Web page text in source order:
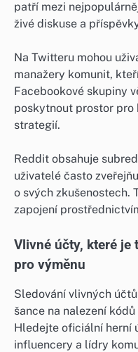
patří mezi
živé diskuse a
Na Twitteru mohou
manažery komunit,
Facebookové skupiny
poskytnout prostor pro
strategií.
Reddit obsahuje
uživatelé často
o svých zkušenostech.
zapojení
Vlivné účty, které je
pro výměnu
Sledování vlivných
šance na nalezení
Hledejte oficiální herní
influencery a lídry